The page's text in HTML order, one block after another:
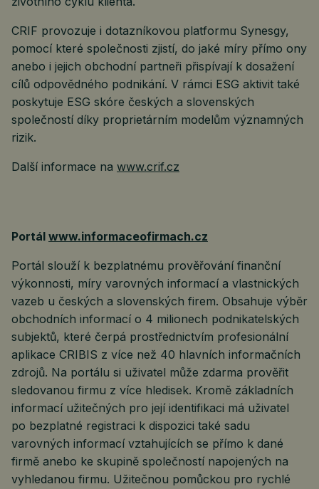
CRIF provozuje i dotazníkovou platformu Synesgy,
pomocí které společnosti zjistí, do jaké míry přímo ony
anebo i jejich obchodní partneři přispívají k dosažení
cílů odpovědného podnikání. V rámci ESG aktivit také
poskytuje ESG skóre českých a slovenských
společností díky proprietárním modelům významných
rizik.
Další informace na www.crif.cz
Portál www.informaceofirmach.cz
Portál slouží k bezplatnému prověřování finanční
výkonnosti, míry varovných informací a vlastnických
vazeb u českých a slovenských firem. Obsahuje výběr
obchodních informací o 4 milionech podnikatelských
subjektů, které čerpá prostřednictvím profesionální
aplikace CRIBIS z více než 40 hlavních informačních
zdrojů. Na portálu si uživatel může zdarma prověřit
sledovanou firmu z více hledisek. Kromě základních
informací užitečných pro její identifikaci má uživatel
po bezplatné registraci k dispozici také sadu
varovných informací vztahujících se přímo k dané
firmě anebo ke skupině společností napojených na
vyhledanou firmu. Užitečnou pomůckou pro rychlé